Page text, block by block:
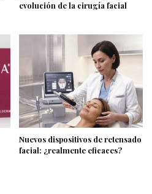
evolución de la cirugía facial
Nuevos dispositivos de retensado
facial: ¿realmente eficaces?